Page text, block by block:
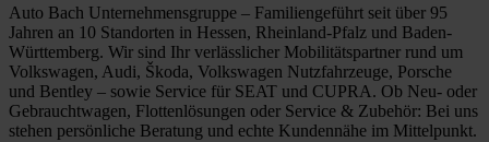
Auto Bach Unternehmensgruppe – Familiengeführt seit über 95
Jahren an 10 Standorten in Hessen, Rheinland-Pfalz und Baden-
Württemberg. Wir sind Ihr verlässlicher Mobilitätspartner rund um
Volkswagen, Audi, Škoda, Volkswagen Nutzfahrzeuge, Porsche
und Bentley – sowie Service für SEAT und CUPRA. Ob Neu- oder
Gebrauchtwagen, Flottenlösungen oder Service & Zubehör: Bei uns
stehen persönliche Beratung und echte Kundennähe im Mittelpunkt.